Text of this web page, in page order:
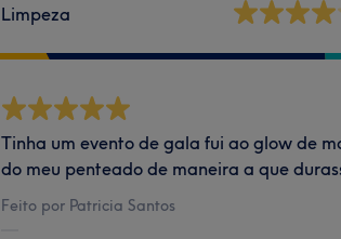
Limpeza
Tinha um evento de gala fui ao glow de
do meu penteado de maneira a que
Feito por Patricia Santos